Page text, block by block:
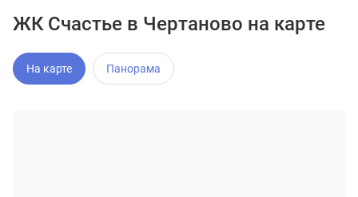
ЖК Счастье в Чертаново на карте
На карте Панорама